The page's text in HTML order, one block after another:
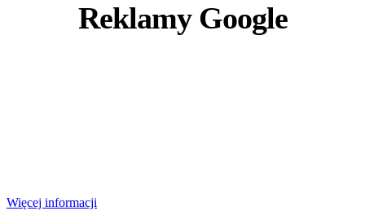
Reklamy Google
Więcej informacji